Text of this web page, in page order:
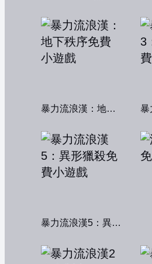
暴力流浪漢：地下秩序
暴力流浪漢5：異形獵殺